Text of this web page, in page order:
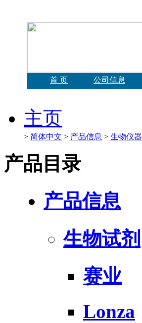
首 页 公司信息
主页
> 简体中文 > 产品信息 > 生物仪器
产品目录
产品信息
生物试剂
赛业
Lonza